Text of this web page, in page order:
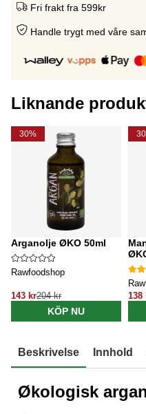
Fri frakt fra 599kr
Handle trygt med våre
Liknande
30%
Arganolje ØKO 50ml
Rawfoodshop
143 kr204 kr
KÖP NU
138
Beskrivelse Innhold
Økologisk